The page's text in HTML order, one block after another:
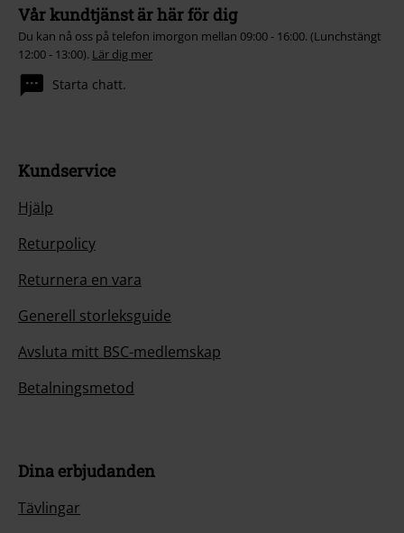
Vår kundtjänst är här för dig
Du kan nå oss på telefon imorgon mellan 09:00 - 16:00. (Lunchstängt
12:00 - 13:00). Lär dig mer
Starta chatt.
Kundservice
Hjälp
Returpolicy
Returnera en vara
Generell storleksguide
Avsluta mitt BSC-medlemskap
Betalningsmetod
Dina erbjudanden
Tävlingar